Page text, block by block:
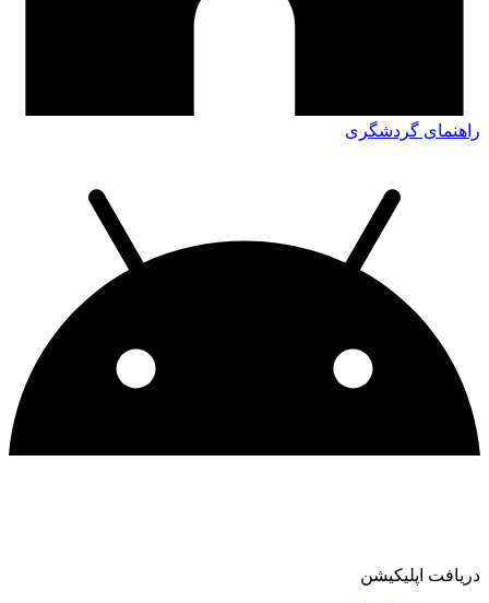
راهنمای گردشگری
دریافت اپلیکیشن